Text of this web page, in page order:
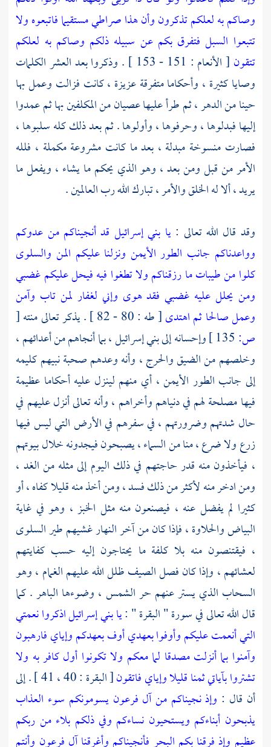
وصاكم به لعلكم تذكرونوأن هذا صراطي مستقيما فاتبعوه ولا
تتبعوا السبل فتفرق بكم عن سبيله ذلكم وصاكم به لعلكم
تتقون
[ الأنعام : 151 - 153 ] . وذكروا بعد العشر الكلمات
وصايا كثيرة ، وأحكاما متفرقة عزيزة ، كانت فزالت وعمل بها
حينا من الدهر ، ثم طرأ عليها عصيان من المكلفين بها ثم عمدوا
إليها فبدلوها ، وحرفوها ، وأولوها . ثم بعد ذلك كله سلبوها ،
فصارت منسوخة مبدلة ، بعد ما كانت مشروعة مكملة ، فلله
الأمر من قبل ومن بعد ، وهو الذي يحكم ما يشاء ، ويفعل ما
يريد ، ألا له الخلق والأمر ، تبارك الله رب العالمين .
وقد قال الله تعالى :يا بني إسرائيل قد أنجيناكم من عدوكم
وواعدناكم جانب الطور الأيمن ونزلنا عليكم المن والسلوى
كلوا من طيبات ما رزقناكم ولا تطغوا فيه فيحل عليكم غضبي
ومن يحلل عليه غضبي فقد هوى وإني لغفار لمن تاب وآمن
وعمل صالحا ثم اهتدى[ طه : 80 - 82 ] . يذكر تعالى منته
[
ص:
وإحسانه إلىبني إسرائيل ،بما أنجاهم من أعدائهم ،
وخلصهم من الضيق والحرج ، وأنه وعدهم صحبة نبيهم كليمه
إلى جانب الطور الأيمن ، أي منهم لينزل عليه أحكاما عظيمة
فيها مصلحة لهم في دنياهم وأخراهم ، وأنه تعالى أنزل عليهم في
حال شدتهم وضرورتهم ، في سفرهم في الأرض التي ليس فيها
زرع ولا ضرع ، منا من السماء ، يصبحون فيجدونه خلال بيوتهم
، فيأخذون منه قدر حاجتهم في ذلك اليوم إلى مثله من الغد ،
ومن ادخر منه لأكثر من ذلك فسد ، ومن أخذ منه قليلا كفاه ، أو
كثيرا لم يفضل عنه ، فيصنعون منه مثل الخبز ، وهو في غاية
البياض والحلاوة ، فإذا كان من آخر النهار غشيهم طير السلوى
، فيقتنصون منه بلا كلفة ما يحتاجون إليه حسب كفايتهم
لعشائهم ، وإذا كان فصل الصيف ظلل الله عليهم الغمام ، وهو
السحاب الذي يستر عنهم حر الشمس ، وضوءها الباهر . كما
قال الله تعالى في سورة " البقرة " :يا بني إسرائيل اذكروا نعمتي
التي أنعمت عليكم وأوفوا بعهدي أوف بعهدكم وإياي فارهبون
وآمنوا بما أنزلت مصدقا لما معكم ولا تكونوا أول كافر به ولا
تشتروا بآياتي ثمنا قليلا وإياي فاتقون
[ البقرة : 40 ، 41 ] . إلى
أن قال : وإذ نجيناكم من آل فرعون يسومونكم سوء العذاب
يذبحون أبناءكم ويستحيون نساءكم وفي ذلكم بلاء من ربكم
عظيم وإذ فرقنا بكم البحر فأنجيناكم وأغرقنا آل فرعون وأنتم